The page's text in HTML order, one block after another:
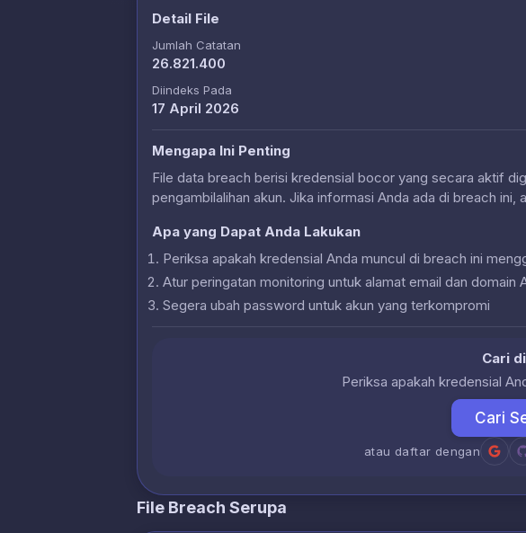
Detail File
Jumlah Catatan
26.821.400
Diindeks Pada
17 April 2026
Mengapa Ini Penting
File data breach berisi kredensial bocor yang secara aktif
pengambilalihan akun. Jika informasi Anda ada di breach ini,
Apa yang Dapat Anda Lakukan
Periksa apakah kredensial Anda muncul di breach ini
Atur peringatan monitoring untuk alamat email dan domain
Segera ubah password untuk akun yang terkompromi
Cari
Periksa apakah kredensial
Cari
atau daftar dengan
File Breach Serupa